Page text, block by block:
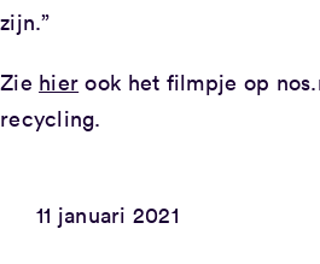
zijn.”
Zie hier ook het filmpje op
recycling.
11 januari 2021